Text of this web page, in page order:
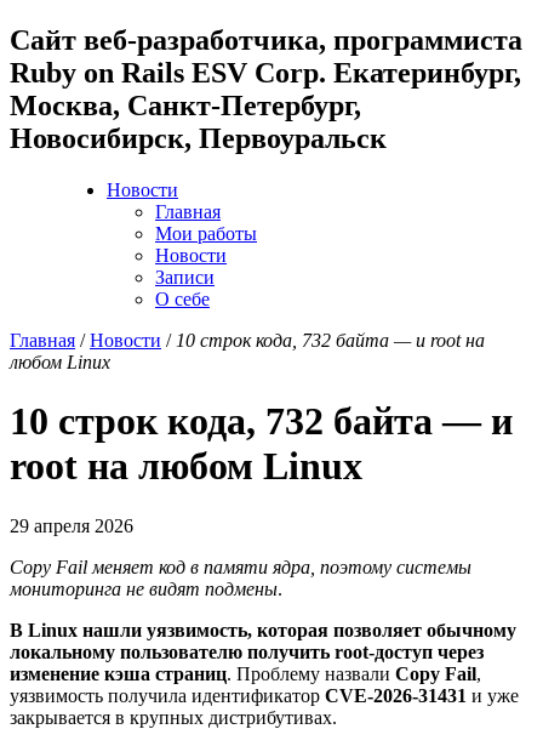
Cайт веб-разработчика, программиста
Ruby on Rails ESV Corp. Екатеринбург,
Москва, Санкт-Петербург,
Новосибирск, Первоуральск
Новости
Главная
Мои работы
Новости
Записи
О себе
Главная /Новости / 10 строк кода, 732 байта — и root на
любом Linux
10 строк кода, 732 байта — и
root на любом Linux
29 апреля 2026
Copy Fail меняет код в памяти ядра, поэтому системы
мониторинга не видят подмены.
В Linux нашли уязвимость, которая позволяет обычному
локальному пользователю получить root-доступ через
изменение кэша страниц. Проблему назвали Copy Fail,
уязвимость получила идентификатор CVE-2026-31431 и уже
закрывается в крупных дистрибутивах.